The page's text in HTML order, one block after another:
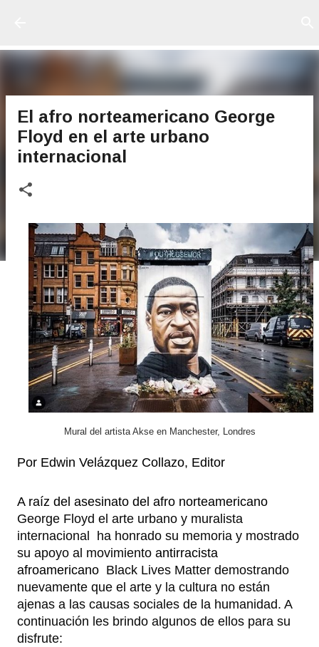
El afro norteamericano George
Floyd en el arte urbano
internacional
Mural del artista Akse en Manchester, Londres
Por Edwin Velázquez Collazo, Editor
George Floyd el arte urbano y muralista
internacional  ha honrado su memoria y mostrado
su apoyo al movimiento antirracista
afroamericano Black Lives Matter demostrando
nuevamente que el arte y la cultura no están
ajenas a las causas sociales de la humanidad. A
continuación les brindo algunos de ellos para su
disfrute: